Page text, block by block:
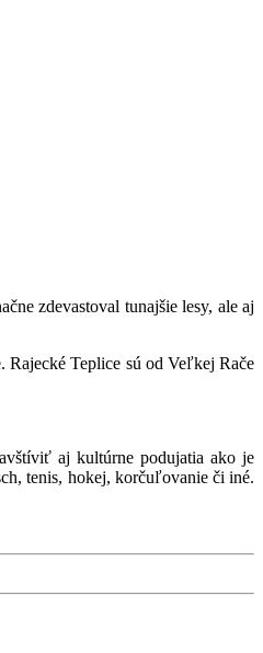
zdevastoval tunajšie lesy, ale aj
Teplice sú od Veľkej Rače
aj kultúrne podujatia ako je
tenis, hokej, korčuľovanie či iné.